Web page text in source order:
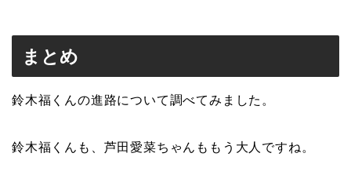
まとめ
鈴木福くんの進路について調べてみました。
鈴木福くんも、芦田愛菜ちゃんももう大人ですね。